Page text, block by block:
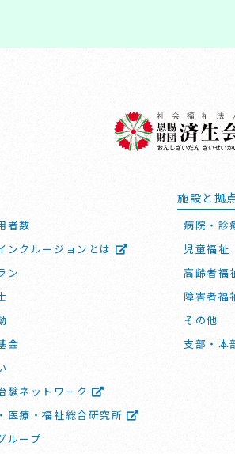
者数
ンクルージョンとは
ン
金
験ネットワーク
医療・福祉総合研究所
ループ
施設と拠
病院・診
児童福祉
高齢者福
障害者福
その他
支部・本